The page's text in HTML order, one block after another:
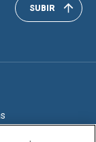
SUBIR